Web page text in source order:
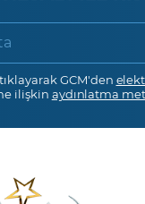
GCM'den
ilişkin aydınlatma